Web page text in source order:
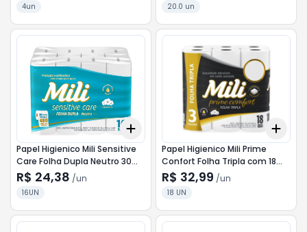
4un 20.0 un
+10
Add
Papel Higienico Mili Sensitive
Care Folha Dupla Neutro 30
Metros com 16 Unidades
R$ 24,38 /un
16UN
Add
Papel Higienico Mili Prime
Confort Folha Tripla com 18
unidades de 20 metros
R$ 32,99 /un
18 UN